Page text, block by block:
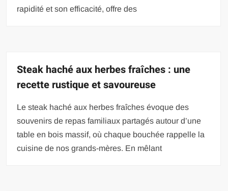
rapidité et son efficacité, offre des
Steak haché aux herbes fraîches : une
recette rustique et savoureuse
Le steak haché aux herbes fraîches évoque des
souvenirs de repas familiaux partagés autour d’une
table en bois massif, où chaque bouchée rappelle la
cuisine de nos grands-mères. En mêlant